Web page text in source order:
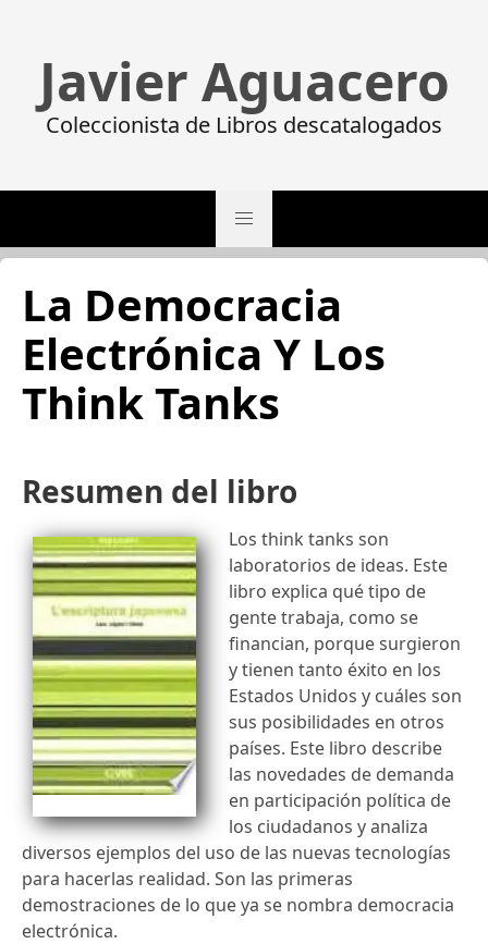
Javier Aguacero
Coleccionista de Libros descatalogados
La Democracia
Electrónica Y Los
Think Tanks
Resumen del libro
Los think tanks son
laboratorios de ideas. Este
libro explica qué tipo de
gente trabaja, como se
financian, porque surgieron
y tienen tanto éxito en los
Estados Unidos y cuáles son
sus posibilidades en otros
países. Este libro describe
las novedades de demanda
en participación política de
los ciudadanos y analiza
diversos ejemplos del uso de las nuevas tecnologías
para hacerlas realidad. Son las primeras
demostraciones de lo que ya se nombra democracia
electrónica.